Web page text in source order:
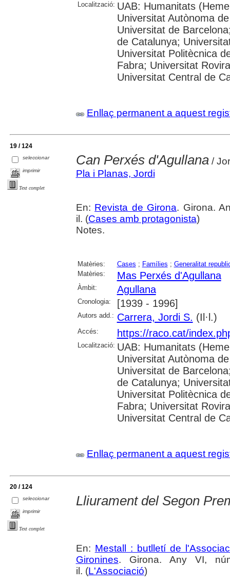
Localització: UAB: Humanitats
Universitat Autònoma
Universitat de
de Catalunya;
Universitat Politècnica
Fabra; Universitat
Universitat Central de
Enllaç permanent a aquest
19 / 124
seleccionar
imprimir
Text complet
Can Perxés d'Agullana/
Pla i Planas, Jordi
En: Revista de Girona. Girona.
il. (Cases amb protagonista)
Notes.
Matèries: Cases ; Famílies ; Generalitat
Matèries:
Mas Perxés d'Agullana
Àmbit: Agullana
Cronologia: [1939 - 1996]
Autors add.: Carrera, Jordi S. (Il·l.)
Accés: https://raco.cat/
Localització: UAB: Humanitats
Universitat Autònoma
Universitat de
de Catalunya;
Universitat Politècnica
Fabra; Universitat
Universitat Central de
Enllaç permanent a aquest
20 / 124
seleccionar
imprimir
Text complet
Lliurament del Segon
En: Mestall : butlletí de
Gironines. Girona. Any VI,
il. (L'Associació)